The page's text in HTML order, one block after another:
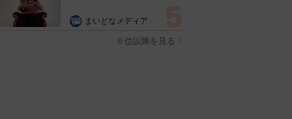
で」 まいどなメディア
６位以降を見る